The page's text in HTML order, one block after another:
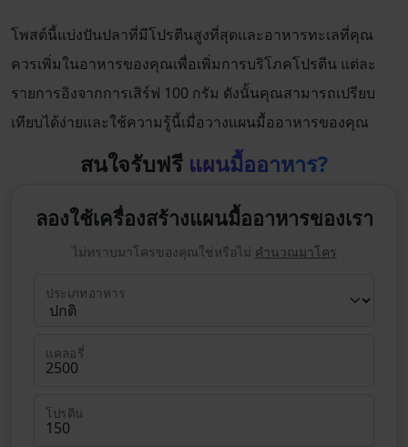
โพสต์นี้แบ่งปันปลาที่มีโปรตีนสูงที่สุดและอาหารทะเลที่คุณ
ควรเพิ่มในอาหารของคุณเพื่อเพิ่มการบริโภคโปรตีน แต่ละ
รายการอิงจากการเสิร์ฟ 100 กรัม ดังนั้นคุณสามารถเปรียบ
เทียบได้ง่ายและใช้ความรู้นี้เมื่อวางแผนมื้ออาหารของคุณ
สนใจรับฟรี แผนมื้ออาหาร?
ลองใช้เครื่องสร้างแผนมื้ออาหารของเรา
ไม่ทราบมาโครของคุณใช่หรือไม่ คำนวณมาโคร
ประเภทอาหาร
แคลอรี่
โปรตีน